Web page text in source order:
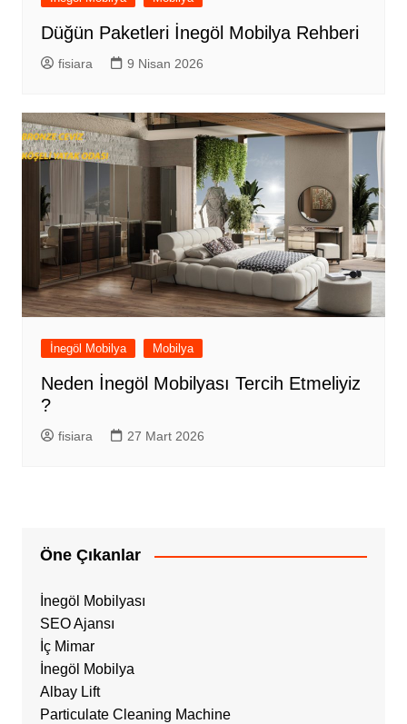
Düğün Paketleri İnegöl Mobilya Rehberi
fisiara 9 Nisan 2026
İnegöl Mobilya Mobilya
Neden İnegöl Mobilyası Tercih Etmeliyiz
?
fisiara 27 Mart 2026
Öne Çıkanlar
İnegöl Mobilyası
SEO Ajansı
İç Mimar
İnegöl Mobilya
Albay Lift
Particulate Cleaning Machine